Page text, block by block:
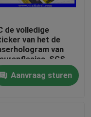
de volledige
van het de
van
SGS
Flessenetiketten
Aanvraag sturen